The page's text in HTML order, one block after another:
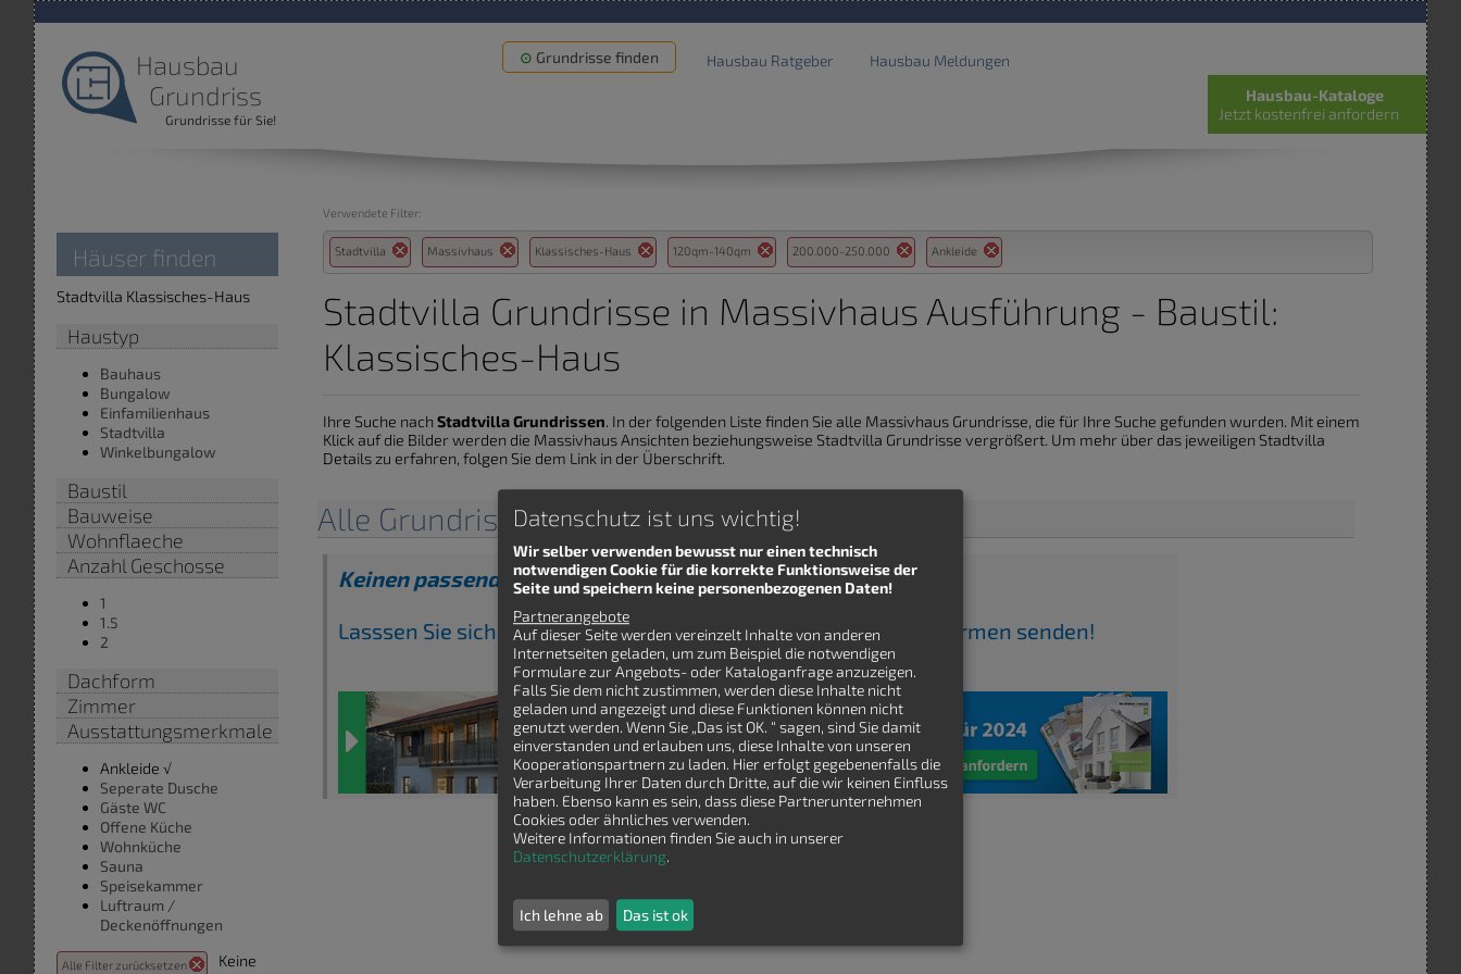
Hausbau
Grundriss
Grundrisse für Sie!
Grundrisse finden Hausbau Ratgeber Hausbau Meldungen
Verwendete Filter:
Stadtvilla Massivhaus Klassisches-Haus 120qm-140qm 200.000-250.000 Ankleide
Stadtvilla Grundrisse in Massivhaus Ausführung - Baustil:
Klassisches-Haus
Ihre Suche nach Stadtvilla Grundrissen. In der folgenden Liste finden Sie alle Massivhaus Grundrisse, die für Ihre Suche gefunden wurden. Mit einem
Klick auf die Bilder werden die Massivhaus Ansichten beziehungsweise Stadtvilla Grundrisse vergrößert. Um mehr über das jeweiligen Stadtvilla
Details zu erfahren, folgen Sie dem Link in der Überschrift.
Alle Grundrisse Stadtvilla Klassisches-Haus
Keinen passenden Stadtvilla Grundriss gefunden?
Lasssen Sie sich kostenfrei Stadtvilla Grundrisse von Hausbaufirmen senden!
Häuser finden
Stadtvilla Klassisches-Haus
Haustyp
Bauhaus
Bungalow
Einfamilienhaus
Stadtvilla
Winkelbungalow
Baustil
Bauweise
Wohnflaeche
Anzahl Geschosse
1
1.5
2
Dachform
Zimmer
Ausstattungsmerkmale
Ankleide √
Seperate Dusche
Gäste WC
Offene Küche
Wohnküche
Sauna
Speisekammer
Luftraum /
Deckenöffnungen
Alle Filter zurücksetzen Keine
Hausbau-Kataloge
Jetzt kostenfrei anfordern
Datenschutz ist uns wichtig!
Wir selber verwenden bewusst nur einen technisch
notwendigen Cookie für die korrekte Funktionsweise der
Seite und speichern keine personenbezogenen Daten!
Partnerangebote
Auf dieser Seite werden vereinzelt Inhalte von anderen
Internetseiten geladen, um zum Beispiel die notwendigen
Formulare zur Angebots- oder Kataloganfrage anzuzeigen.
Falls Sie dem nicht zustimmen, werden diese Inhalte nicht
geladen und angezeigt und diese Funktionen können nicht
genutzt werden. Wenn Sie „Das ist OK. “ sagen, sind Sie damit
einverstanden und erlauben uns, diese Inhalte von unseren
Kooperationspartnern zu laden. Hier erfolgt gegebenenfalls die
Verarbeitung Ihrer Daten durch Dritte, auf die wir keinen Einfluss
haben. Ebenso kann es sein, dass diese Partnerunternehmen
Cookies oder ähnliches verwenden.
Weitere Informationen finden Sie auch in unserer
Datenschutzerklärung.
Ich lehne ab Das ist ok